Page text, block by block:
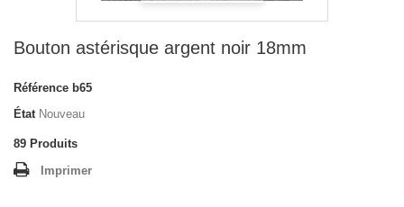
Bouton astérisque argent noir 18mm
Référence b65
État Nouveau
89 Produits
Imprimer